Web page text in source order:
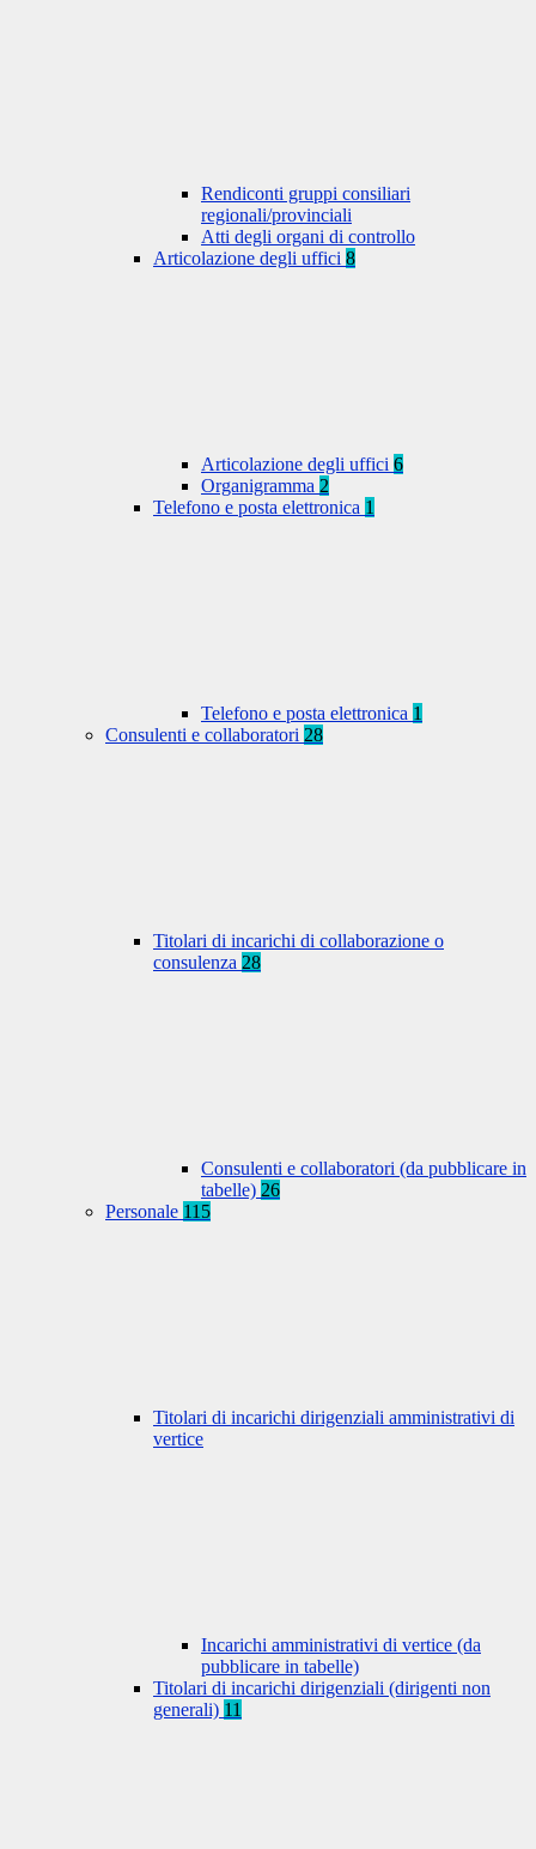
Rendiconti gruppi consiliari
regionali/provinciali
Atti degli organi di controllo
Articolazione degli uffici 8
Articolazione degli uffici 6
Organigramma 2
Telefono e posta elettronica 1
Telefono e posta elettronica 1
Consulenti e collaboratori 28
Titolari di incarichi di collaborazione o
consulenza 28
Consulenti e collaboratori (da pubblicare in
tabelle) 26
Personale 115
Titolari di incarichi dirigenziali amministrativi di
vertice
Incarichi amministrativi di vertice (da
pubblicare in tabelle)
Titolari di incarichi dirigenziali (dirigenti non
generali) 11